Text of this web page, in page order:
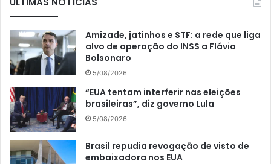
Amizade, jatinhos e STF: a rede que liga
alvo de operação do INSS a Flávio
Bolsonaro
5/08/2026
“EUA tentam interferir nas eleições
brasileiras”, diz governo Lula
5/08/2026
Brasil repudia revogação de visto de
embaixadora nos EUA